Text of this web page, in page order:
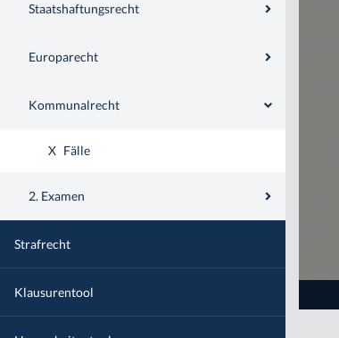
Staatshaftungsrecht
Europarecht
Kommunalrecht
X Fälle
2. Examen
Strafrecht
Klausurentool